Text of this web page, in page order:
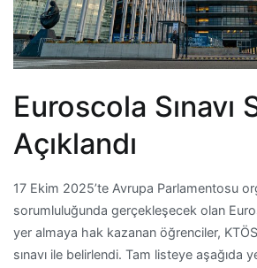
Euroscola Sınavı
Açıklandı
17 Ekim 2025’te Avrupa Parlamentosu
sorumluluğunda gerçekleşecek olan
yer almaya hak kazanan öğrenciler,
sınavı ile belirlendi. Tam listeye aşağıda